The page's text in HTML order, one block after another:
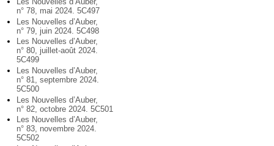
n° 78, mai 2024. 5C497
Les Nouvelles d’Auber,
n° 79, juin 2024. 5C498
Les Nouvelles d’Auber,
n° 80, juillet-août 2024.
5C499
Les Nouvelles d’Auber,
n° 81, septembre 2024.
5C500
Les Nouvelles d’Auber,
n° 82, octobre 2024. 5C501
Les Nouvelles d’Auber,
n° 83, novembre 2024.
5C502